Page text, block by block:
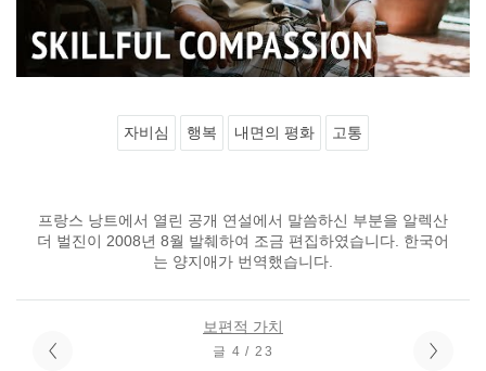
자비심 행복 내면의 평화 고통
프랑스 낭트에서 열린 공개 연설에서 말씀하신 부분을 알렉산
더 벌진이 2008년 8월 발췌하여 조금 편집하였습니다. 한국어
는 양지애가 번역했습니다.
보편적 가치
글 4 / 23